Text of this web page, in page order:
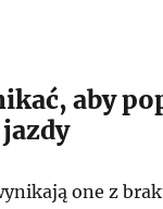
aby
one z